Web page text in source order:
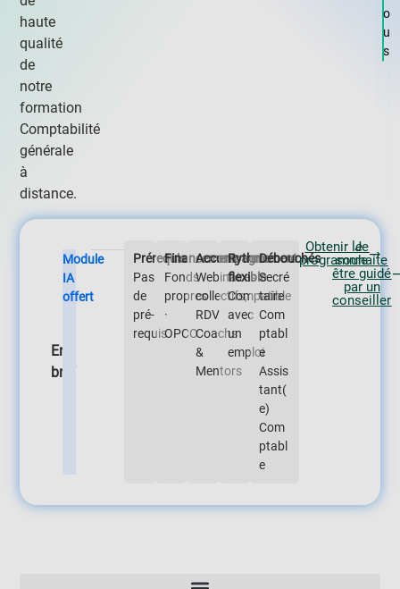
haute
qualité
de
notre
formation
Comptabilité
générale
à
distance.
o
u
s
En
bref
Module
IA
offert
Prérequis
Pas
de
pré-
requis
Financement
Fonds
propres
·
OPCO
Accompagnement
Webinaires
collectifs,
RDV
Coachs
&
Mentors
Rythme
flexible
Compatible
avec
un
emploi
Débouchés
Secré
taire
Com
ptabl
e
Assis
tant(
e)
Com
ptabl
e
Obtenir le
programme
Je
souhaite
être guidé
par un
conseiller